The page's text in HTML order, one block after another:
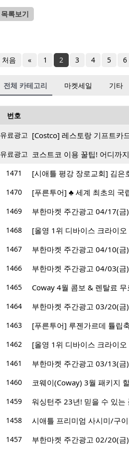
목록보기
처음 « 1 2 3 4 5 6
전체 카테고리 마켓세일 기타
번호
유료광고 [Costco] 레스토랑 기프트카
유료광고 코스트코 이용 꿀팁! 어디까
1471
[시애틀 평강 장로교회] 김
1470
[푸른투어] ♣ 세계 최초의 국
1469
부한마켓 주간광고 04/17(
1468
[올영 1위 디바이스 크라이
1467
부한마켓 주간광고 04/10(
1466
부한마켓 주간광고 04/03(
1465
Coway 4월 콤보 & 렌탈료 무
1464
부한마켓 주간광고 03/20(
1463
[푸른투어] 루젠가르데 튤립
1462
[올영 1위 디바이스 크라이
1461
부한마켓 주간광고 03/13(
1460
코웨이(Coway) 3월 패키지
1459
워싱턴주 23년! 믿을 수 있는
1458
시애틀 프리미엄 사시미/구
1457
부한마켓 주간광고 02/20(